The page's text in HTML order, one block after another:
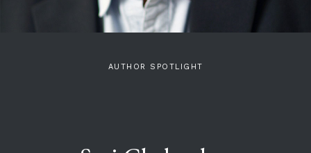
AUTHOR SPOTLIGHT